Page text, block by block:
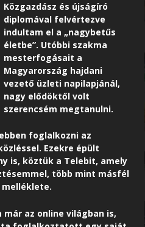
Közgazdász és újságíró
diplomával felvértezve
indultam el a „nagybetűs
életbe”. Utóbbi szakma
mesterfogásait a
Magyarország hajdani
vezető üzleti napilapjánál,
nagy elődöktől volt
szerencsém megtanulni.
foglalkozni az
Ezekre épült
is, köztük a Telebit, amely
több mint másfél
már az online világban is,